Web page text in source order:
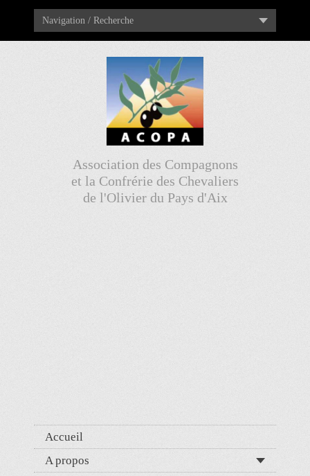
Navigation / Recherche
Association des Compagnons
et la Confrérie des Chevaliers
de l'Olivier du Pays d'Aix
Accueil
A propos